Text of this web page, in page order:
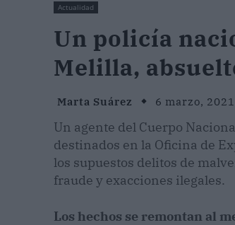
Actualidad
Un policía
Melilla,
Marta Suárez 6 marzo,
Un agente del Cuerpo
destinados en la Oficina de
los supuestos delitos de
fraude y exacciones ilegales.
Los hechos se remontan al